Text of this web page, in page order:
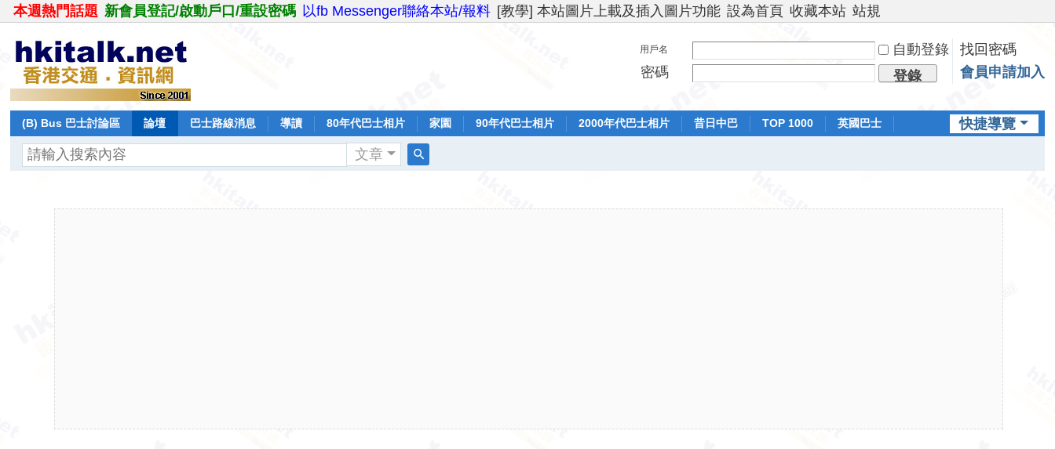
本週熱門話題 新會員登記/啟動戶口/重設密碼 以fb Messenger聯絡本站/報料 [教學] 本站圖片上載及插入圖片功能 設為首頁 收藏本站 站規
用戶名 自動登錄
找回密碼
密碼
登錄 會員申請加入
快捷導覽
(B) Bus 巴士討論區 論壇 巴士路線消息 導讀 80年代巴士相片 家園 90年代巴士相片 2000年代巴士相片 昔日中巴 TOP 1000
英國巴士
文章